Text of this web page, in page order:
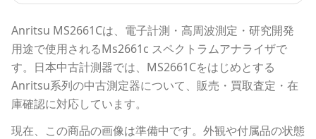
Anritsu MS2661Cは、電子計測・高周波測定・研究開発
用途で使用されるMs2661c スペクトラムアナライザで
す。 日本中古計測器では、 MS2661Cをはじめとする
Anritsu系列の中古測定器について、販売・買取査定・在
庫確認に対応しています。
現在、この商品の画像は準備中です。外観や付属品の状態